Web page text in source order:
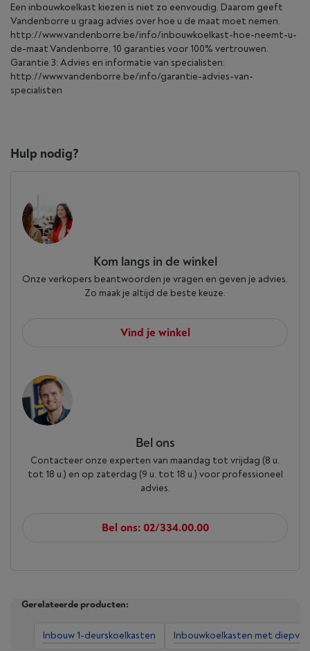
Een inbouwkoelkast kiezen is niet zo eenvoudig. Daarom geeft
Vandenborre u graag advies over hoe u de maat moet nemen.
http://www.vandenborre.be/info/inbouwkoelkast-hoe-neemt-u-
de-maat Vandenborre, 10 garanties voor 100% vertrouwen.
Garantie 3: Advies en informatie van specialisten:
http://www.vandenborre.be/info/garantie-advies-van-
specialisten
Hulp nodig?
Kom langs in de winkel
Onze verkopers beantwoorden je vragen en geven je advies.
Zo maak je altijd de beste keuze.
Vind je winkel
Bel ons
Contacteer onze experten van maandag tot vrijdag (8 u.
tot 18 u.) en op zaterdag (9 u. tot 18 u.) voor professioneel
advies.
Bel ons: 02/334.00.00
Gerelateerde producten:
Inbouw 1-deurskoelkasten Inbouwkoelkasten met